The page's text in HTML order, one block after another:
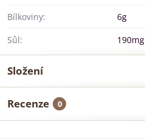
Bílkoviny:
6g
Sůl:
190mg
Složení
Recenze 0